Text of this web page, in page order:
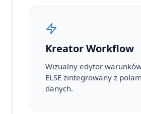
Kreator Workflow
Wizualny edytor
ELSE zintegrowany z
danych.